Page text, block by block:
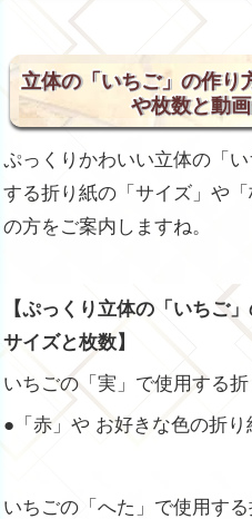
立体の「いちご」の作り
や枚数と動
ぷっくりかわいい立体の「
する折り紙の「サイズ」や
の方をご案内しますね。
【ぷっくり立体の「いちご
サイズと枚数】
いちごの「実」で使用する
●「赤」や お好きな色の折り
いちごの「へた」で使用す